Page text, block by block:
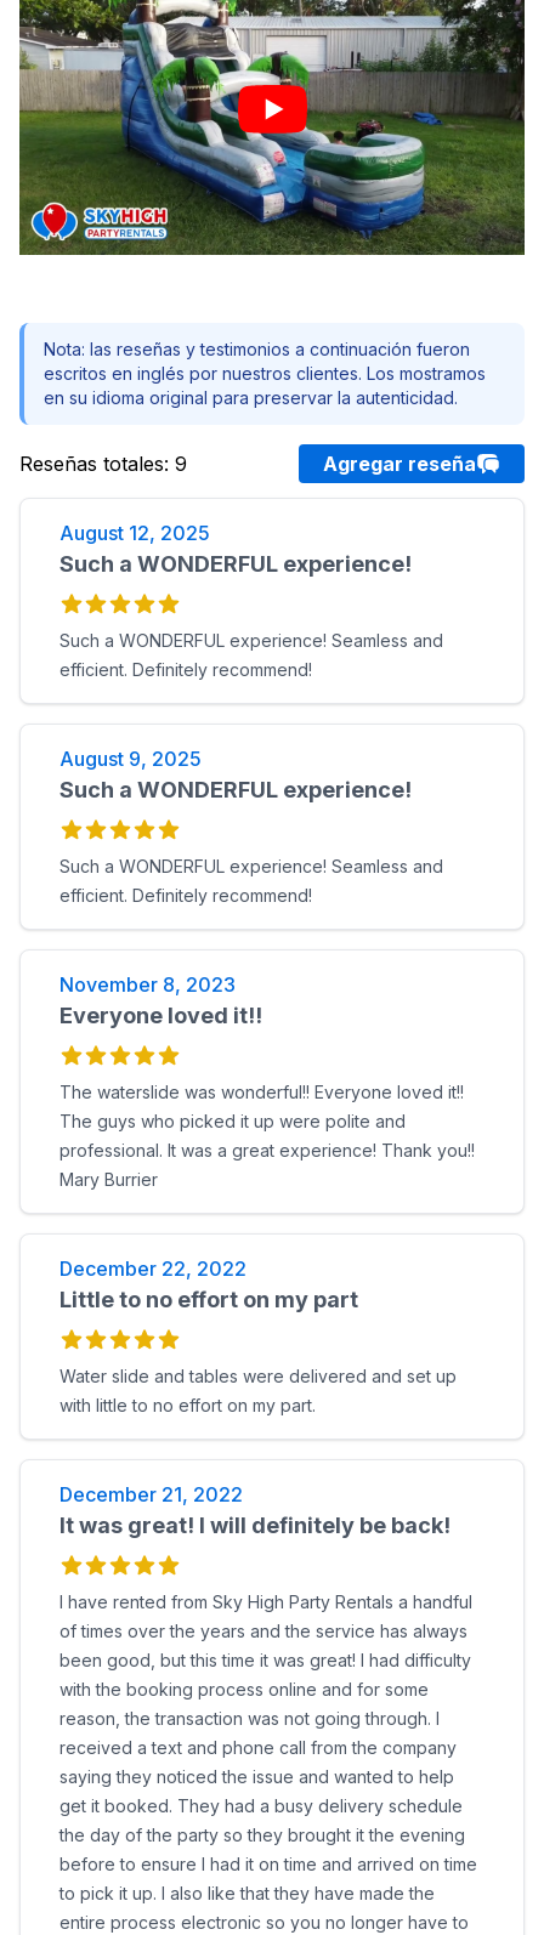
Nota: las reseñas y testimonios a continuación fueron
escritos en inglés por nuestros clientes. Los mostramos
en su idioma original para preservar la autenticidad.
Reseñas totales: 9 Agregar reseña
August 12, 2025
Such a WONDERFUL experience!
Such a WONDERFUL experience! Seamless and
efficient. Definitely recommend!
August 9, 2025
Such a WONDERFUL experience!
Such a WONDERFUL experience! Seamless and
efficient. Definitely recommend!
November 8, 2023
Everyone loved it!!
The waterslide was wonderful!! Everyone loved it!!
The guys who picked it up were polite and
professional. It was a great experience! Thank you!!
Mary Burrier
December 22, 2022
Little to no effort on my part
Water slide and tables were delivered and set up
with little to no effort on my part.
December 21, 2022
It was great! I will definitely be back!
I have rented from Sky High Party Rentals a handful
of times over the years and the service has always
been good, but this time it was great! I had difficulty
with the booking process online and for some
reason, the transaction was not going through. I
received a text and phone call from the company
saying they noticed the issue and wanted to help
get it booked. They had a busy delivery schedule
the day of the party so they brought it the evening
before to ensure I had it on time and arrived on time
to pick it up. I also like that they have made the
entire process electronic so you no longer have to